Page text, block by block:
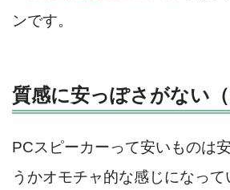
ンです。
質感に安っぽさがない（
PCスピーカーって安いものは
うかオモチャ的な感じになっ